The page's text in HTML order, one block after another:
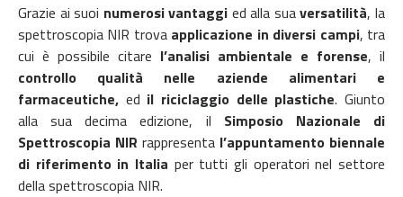
Grazie ai suoi numerosi vantaggi ed alla suaversatilità, la
spettroscopia NIR trova applicazione in diversi campi, tra
cui è possibile citare l’analisi ambientale e forense, il
controllo qualità nelle aziende alimentari e
farmaceutiche, ed il riciclaggio delle plastiche.Giunto
alla sua decima edizione, il Simposio Nazionale di
Spettroscopia NIR rappresenta l’appuntamento biennale
di riferimento in Italia per tutti gli operatori nel settore
della spettroscopia NIR.